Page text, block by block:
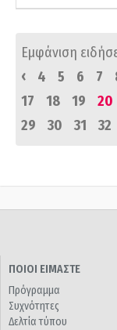
Εμφάνιση
‹
4 5 6 7
17
18 19 20
29
30 31 32
ΠΟΙΟΙ ΕΙΜΑΣΤΕ
Πρόγραμμα
Συχνότητες
Δελτία τύπου